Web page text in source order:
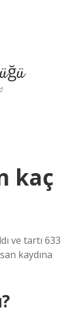
kaç
ve tartı 633
kaydına